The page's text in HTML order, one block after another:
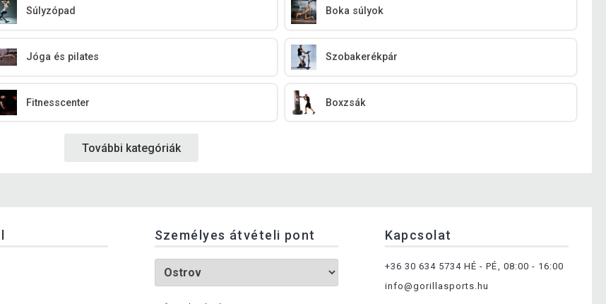
Súlyzópad Boka súlyok
Jóga és pilates Szobakerékpár
Fitnesscenter Boxzsák
További kategóriák
Személyes átvételi pont Kapcsolat
+36 30 634 5734 HÉ - PÉ, 08:00 - 16:00
info@gorillasports.hu